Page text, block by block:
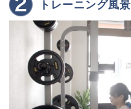
トレーニング風景